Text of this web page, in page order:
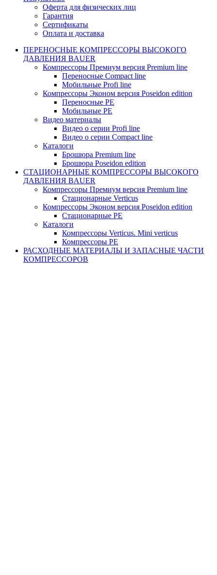
Оферта для физических лиц
Гарантия
Сертификаты
Оплата и доставка
ПЕРЕНОСНЫЕ КОМПРЕССОРЫ ВЫСОКОГО
ДАВЛЕНИЯ BAUER
Компрессоры Премиум версия Premium line
Переносные Compact line
Мобильные Profi line
Компрессоры Эконом версия Poseidon edition
Переносные PE
Мобильные PE
Видео материалы
Видео о серии Profi line
Видео о серии Compact line
Каталоги
Брошюра Premium line
Брошюра Poseidon edition
СТАЦИОНАРНЫЕ КОМПРЕССОРЫ ВЫСОКОГО
ДАВЛЕНИЯ BAUER
Компрессоры Премиум версия Premium line
Стационарные Verticus
Компрессоры Эконом версия Poseidon edition
Стационарные PE
Каталоги
Компрессоры Verticus. Mini verticus
Компрессоры PE
РАСХОДНЫЕ МАТЕРИАЛЫ И ЗАПАСНЫЕ ЧАСТИ
КОМПРЕССОРОВ